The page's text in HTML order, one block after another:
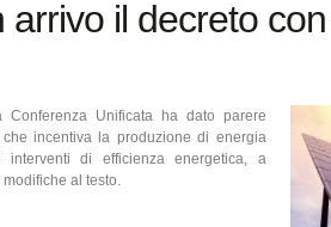
arrivo il decreto
Unificata ha dato parere
incentiva la produzione di energia
di efficienza energetica, a
al testo.